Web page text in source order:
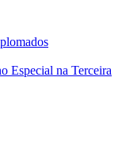
Especial na Terceira